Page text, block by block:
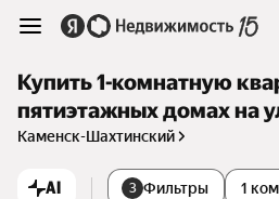
Купить 1-комнатную
пятиэтажных домах на
Каменск-Шахтинский
AI 3 Фильтры 1